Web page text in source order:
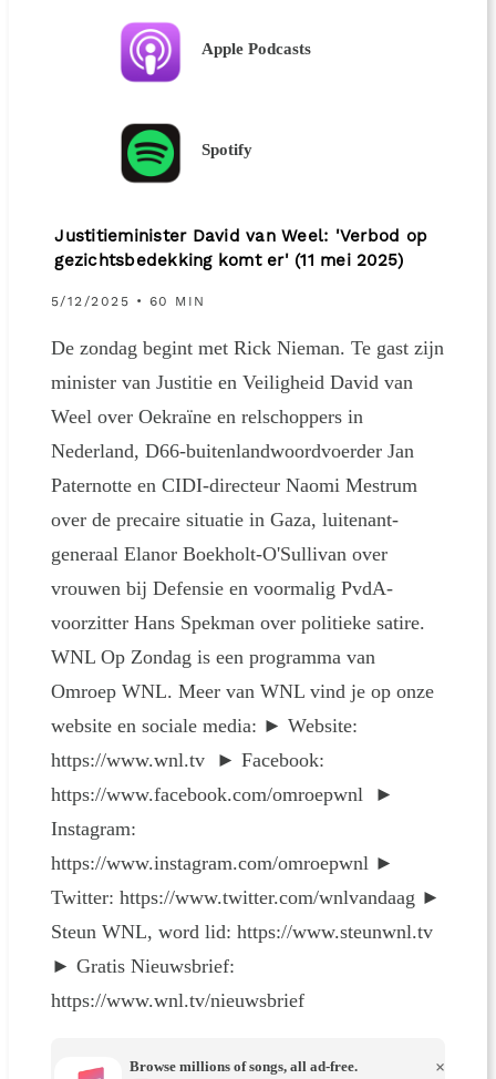
Apple Podcasts
Spotify
Justitieminister David van Weel: 'Verbod op
gezichtsbedekking komt er' (11 mei 2025)
5/12/2025 • 60 MIN
De zondag begint met Rick Nieman. Te gast zijn
minister van Justitie en Veiligheid David van
Weel over Oekraïne en relschoppers in
Nederland, D66-buitenlandwoordvoerder Jan
Paternotte en CIDI-directeur Naomi Mestrum
over de precaire situatie in Gaza, luitenant-
generaal Elanor Boekholt-O'Sullivan over
vrouwen bij Defensie en voormalig PvdA-
voorzitter Hans Spekman over politieke satire.
WNL Op Zondag is een programma van
Omroep WNL. Meer van WNL vind je op onze
website en sociale media: ► Website:
https://www.wnl.tv ► Facebook:
https://www.facebook.com/omroepwnl ►
Instagram:
https://www.instagram.com/omroepwnl ►
Twitter: https://www.twitter.com/wnlvandaag ►
Steun WNL, word lid: https://www.steunwnl.tv
► Gratis Nieuwsbrief:
https://www.wnl.tv/nieuwsbrief
Browse millions of songs, all ad-free.
×